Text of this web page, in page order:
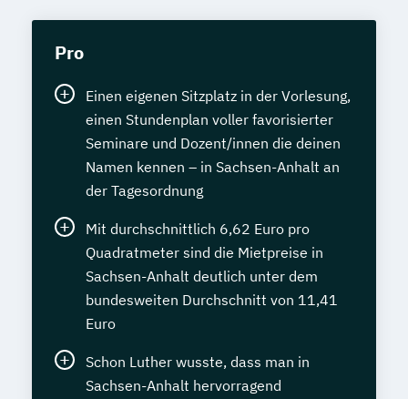
Pro
Einen eigenen Sitzplatz in der Vorlesung,
einen Stundenplan voller favorisierter
Seminare und Dozent/innen die deinen
Namen kennen – in Sachsen-Anhalt an
der Tagesordnung
Mit durchschnittlich 6,62 Euro pro
Quadratmeter sind die Mietpreise in
Sachsen-Anhalt deutlich unter dem
bundesweiten Durchschnitt von 11,41
Euro
Schon Luther wusste, dass man in
Sachsen-Anhalt hervorragend